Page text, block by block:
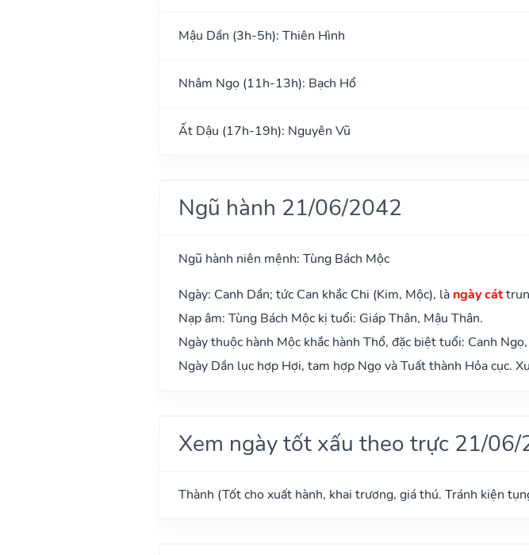
Mậu Dần (3h-5h): Thiên Hình
Nhâm Ngọ (11h-13h): Bạch Hổ
Ất Dậu (17h-19h): Nguyên Vũ
Ngũ hành 21/06/2042
Ngũ hành niên mệnh: Tùng Bách Mộc
Ngày: Canh Dần; tức Can khắc Chi (Kim, Mộc), là ngày cát
Nạp âm: Tùng Bách Mộc kị tuổi: Giáp Thân, Mậu Thân.
Ngày thuộc hành Mộc khắc hành Thổ, đặc biệt tuổi: Canh
Ngày Dần lục hợp Hợi, tam hợp Ngọ và Tuất thành Hỏa cục.
Xem ngày tốt xấu theo trực 21/
Thành (Tốt cho xuất hành, khai trương, giá thú. Tránh kiện